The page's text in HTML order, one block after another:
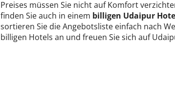
Preises müssen Sie nicht auf Komfort
finden Sie auch in einem billigen Udaipur
sortieren Sie die Angebotsliste einfach nach
billigen Hotels an und freuen Sie sich auf